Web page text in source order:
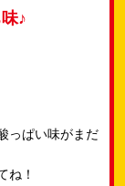
♪
っぱい味がまだ
ね！